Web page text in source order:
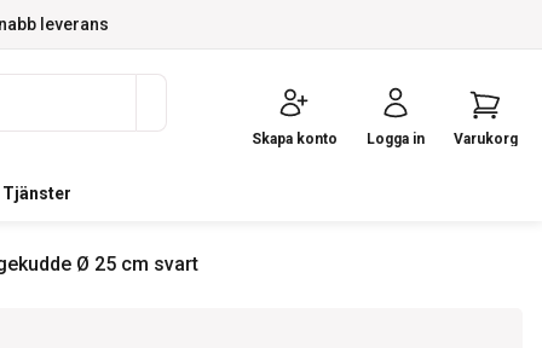
leverans
Skapa konto Logga in Varukorg
Tjänster
Ø 25 cm svart